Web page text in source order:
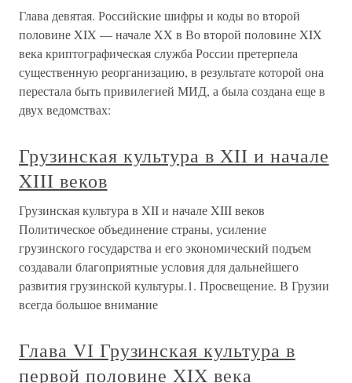
Глава девятая. Российские шифры и коды во второй
половине XIX — начале XX в Во второй половине XIX
века криптографическая служба России претерпела
существенную реорганизацию, в результате которой она
перестала быть привилегией МИД, а была создана еще в
двух ведомствах:
Грузинская культура в XII и начале
XIII веков
Грузинская культура в XII и начале XIII веков
Политическое объединение страны, усиление
грузинского государства и его экономический подъем
создавали благоприятные условия для дальнейшего
развития грузинской культуры.1. Просвещение. В Грузии
всегда большое внимание
Глава VІ Грузинская культура в
первой половине XIX века